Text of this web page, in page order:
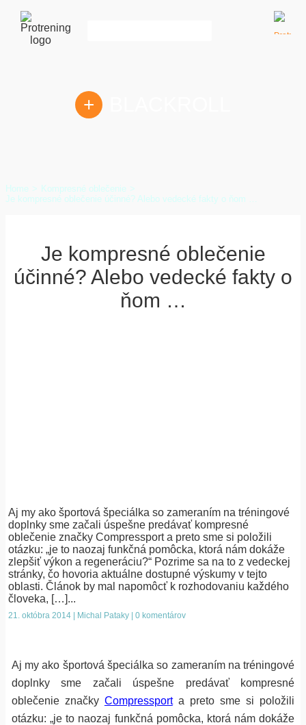
Home
Kompresné oblečenie
Je kompresné oblečenie účinné? Alebo vedecké fakty o ňom …
Je kompresné oblečenie
účinné? Alebo vedecké fakty o
ňom …
Aj my ako športová špeciálka so zameraním na tréningové
doplnky sme začali úspešne predávať kompresné
oblečenie značky Compressport a preto sme si položili
otázku: „je to naozaj funkčná pomôcka, ktorá nám dokáže
zlepšiť výkon a regeneráciu?“ Pozrime sa na to z vedeckej
stránky, čo hovoria aktuálne dostupné výskumy v tejto
oblasti. Článok by mal napomôcť k rozhodovaniu každého
človeka, […]...
21. októbra 2014 | Michal Pataky | 0 komentárov
Aj my ako športová špeciálka so zameraním na tréningové
doplnky sme začali úspešne predávať kompresné
oblečenie značky Compressporta preto sme si položili
otázku: „je to naozaj funkčná pomôcka, ktorá nám dokáže